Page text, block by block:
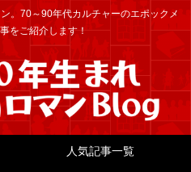
。70～90年代カルチャーのエポックメ
をご紹介します！
人気記事一覧